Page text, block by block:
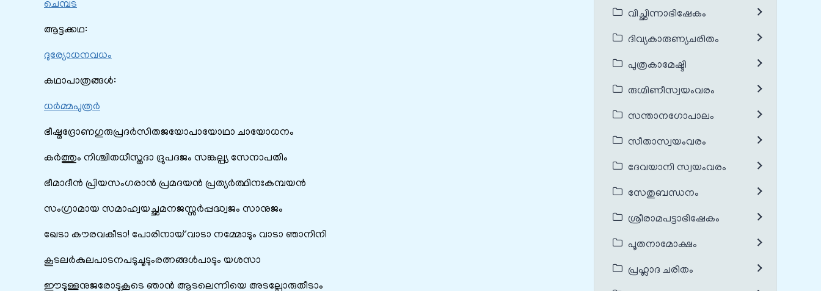
ചെമ്പട
ആട്ടക്കഥ:
ദുര്യോധനവധം
കഥാപാത്രങ്ങൾ:
ധർമ്മപുത്രർ
ഭീഷ്മദ്രോണഗുരുപ്രദർസിതജയോപായോഥാ ചായോധനം
കർത്തും നിശ്ചിതധീസ്തദാ ദ്രുപദജം സങ്കല്പ്യ സേനാപതിം
ഭീമാദീൻ പ്രിയസംഗരാൻ പ്രമദയൻ പ്രത്യർത്ഥിനഃകമ്പയൻ
സംഗ്രാമായ സമാഹ്വയച്ഛമനജസ്സർപ്പദ്ധ്വജം സാനുജം
ഖേടാ കൗരവകീടാ! പോരിനായ് വാടാ നമ്മോടും വാടാ ഞാനിനി
കൂടലർകുലപാടനപടുചൂടും‌രത്നങ്ങൾപാടും യശസാ
ഈടുള്ളനുജരോടുകൂടെ ഞാൻ ആടലെന്നിയെ അടല്പോരുതീടാം
വിച്ഛിന്നാഭിഷേകം
ദിവ്യകാരുണ്യചരിതം
പുത്രകാമേഷ്ടി
രുഗ്മിണീസ്വയംവരം
സന്താനഗോപാലം
സീതാസ്വയംവരം
ദേവയാനി സ്വയംവരം
സേതുബന്ധനം
ശ്രീരാമപട്ടാഭിഷേകം
പൂതനാമോക്ഷം
പ്രഹ്ലാദ ചരിതം